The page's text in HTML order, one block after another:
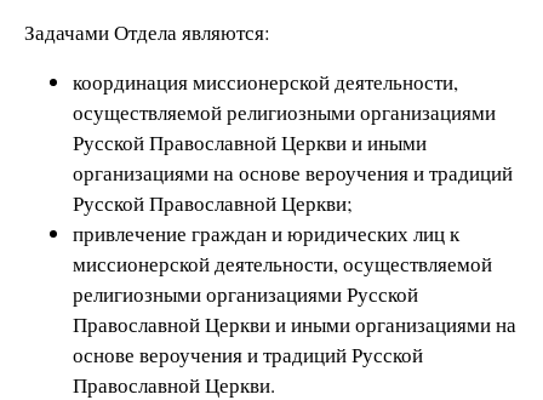
Задачами Отдела являются:
координация миссионерской деятельности,
осуществляемой религиозными организациями
Русской Православной Церкви и иными
организациями на основе вероучения и традиций
Русской Православной Церкви;
привлечение граждан и юридических лиц к
миссионерской деятельности, осуществляемой
религиозными организациями Русской
Православной Церкви и иными организациями на
основе вероучения и традиций Русской
Православной Церкви.